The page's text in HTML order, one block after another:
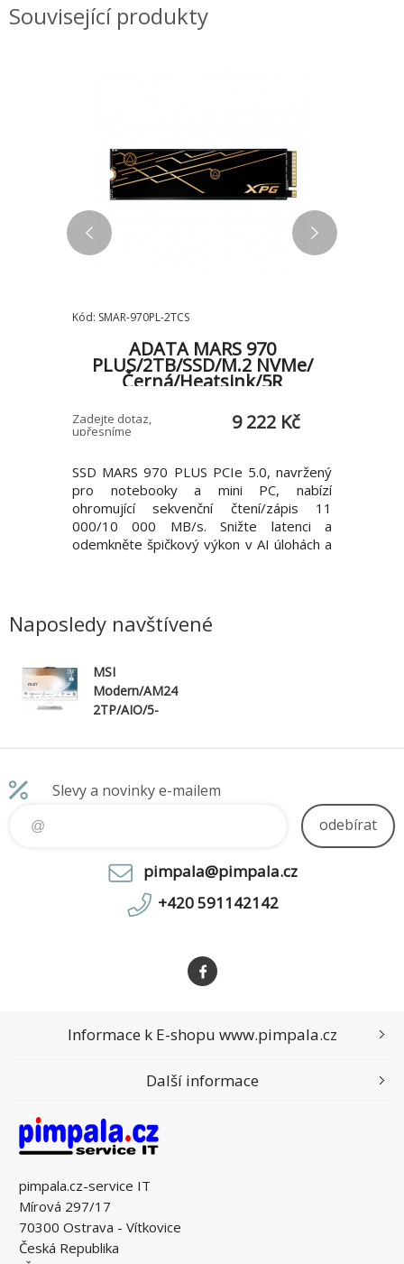
Související produkty
Linu
Kód: SMAR-970PL-2TCS
ADATA MARS 970
PLUS/2TB/SSD/M.2 NVMe/
Černá/Heatsink/5R
Zadejte dotaz,
upřesníme 9 222 Kč
SSD MARS 970 PLUS PCIe 5.0, navržený
pro notebooky a mini PC, nabízí
ohromující sekvenční čtení/zápis 11
000/10 000 MB/s. Snižte latenci a
odemkněte špičkový výkon v AI úlohách a
upgrade, který potřebujete k vítězství.
*Použiteln
Naposledy navštívené
MSI
Modern/AM24
2TP/AIO/5-
2GB/Intel
Slevy a novinky e-mailem
odebírat
pimpala@pimpala.cz
+420 591142142
pimpala.cz-service IT
Mírová 297/17
70300 Ostrava - Vítkovice
Česká Republika
Informace k E-shopu www.pimpala.cz
Další informace